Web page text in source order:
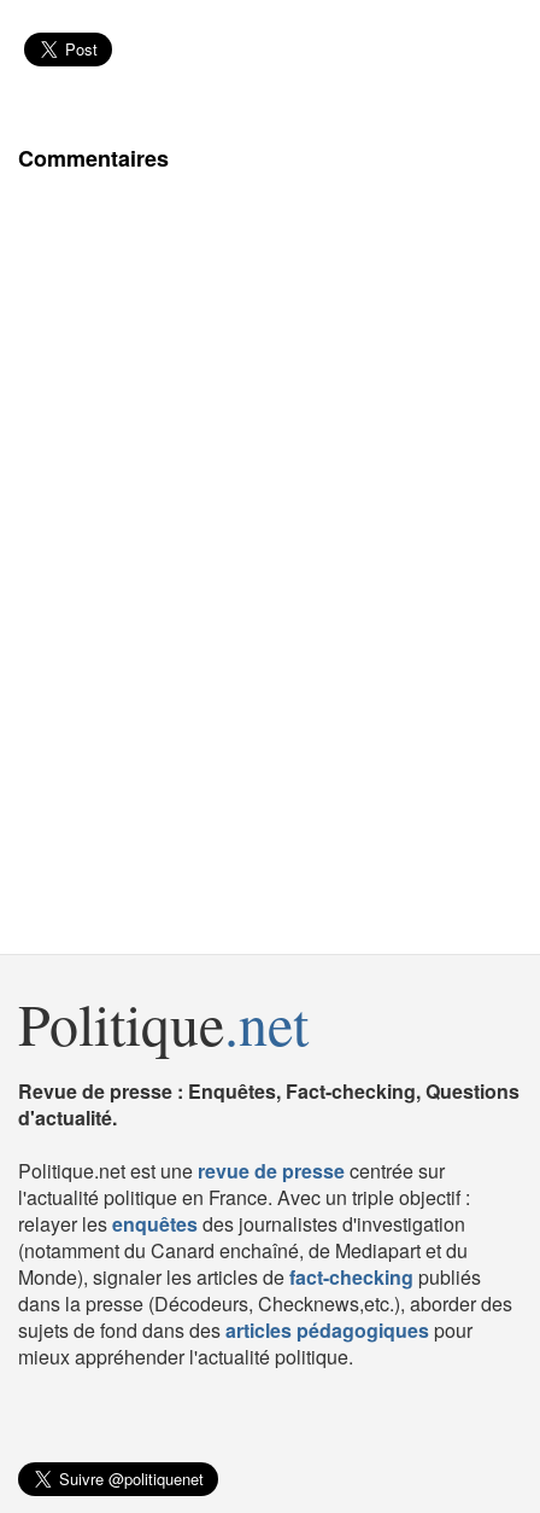
Commentaires
Politique.net
Revue de presse : Enquêtes, Fact-checking, Questions
d'actualité.
Politique.net est une revue de pressecentrée sur
l'actualité politique en France. Avec un triple objectif :
relayer lesenquêtesdes journalistes d'investigation
(notamment du Canard enchaîné, de Mediapart et du
Monde), signaler les articles defact-checking publiés
dans la presse (Décodeurs, Checknews,etc.), aborder des
sujets de fond dans desarticles pédagogiquespour
mieux appréhender l'actualité politique.